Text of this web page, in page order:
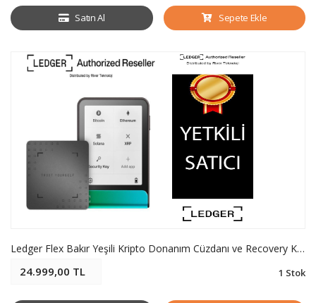
Satın Al Sepete Ekle
Ledger Flex Bakır Yeşili Kripto Donanım Cüzdanı ve Recovery Key - Soğuk Cüzdan
24.999,00 TL 1 Stok